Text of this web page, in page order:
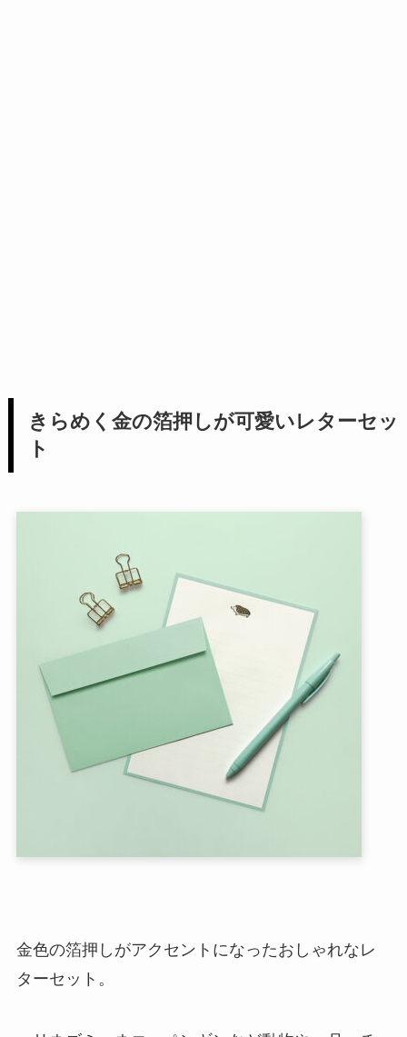
きらめく金の箔押しが可愛いレターセッ
ト
金色の箔押しがアクセントになったおしゃれなレ
ターセット。